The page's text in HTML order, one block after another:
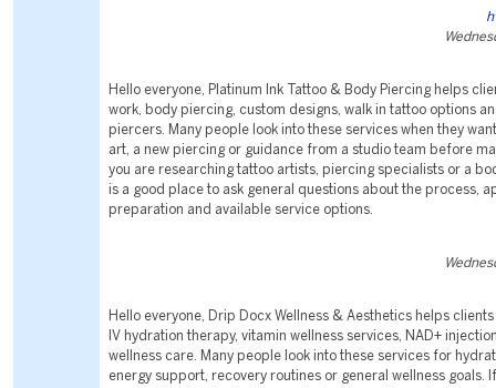
Hello everyone, Platinum Ink Tattoo & Body Piercing helps
work, body piercing, custom designs, walk in tattoo options
piercers. Many people look into these services when they
art, a new piercing or guidance from a studio team before
you are researching tattoo artists, piercing specialists or a
is a good place to ask general questions about the process,
preparation and available service options.
Hello everyone, Drip Docx Wellness & Aesthetics helps
IV hydration therapy, vitamin wellness services, NAD+
wellness care. Many people look into these services for
energy support, recovery routines or general wellness goals.